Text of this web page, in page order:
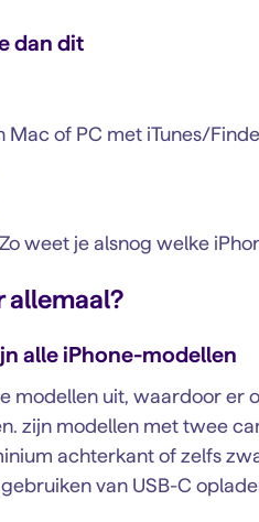
dan dit
Mac of PC met iTunes/
weet je alsnog welke
allemaal?
alle iPhone-modellen
modellen uit, waardoor er
zijn modellen met twee
achterkant of zelfs
van USB-C